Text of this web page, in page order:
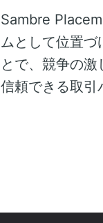
Sambre
ムとして位置づ
とで、競争の激
信頼できる取引